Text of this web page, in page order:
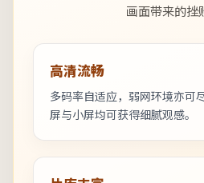
画面带来的挫
高清流畅
多码率自适应，弱网环境亦可
屏与小屏均可获得细腻观感。